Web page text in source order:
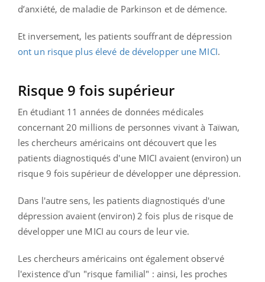
d’anxiété, de maladie de Parkinson et de démence.
Et inversement, les patients souffrant de dépression
ont un risque plus élevé de développer une MICI.
Risque 9 fois supérieur
En étudiant 11 années de données médicales
concernant 20 millions de personnes vivant à Taïwan,
les chercheurs américains ont découvert que les
patients diagnostiqués d'une MICI avaient (environ) un
risque 9 fois supérieur de développer une dépression.
Dans l'autre sens, les patients diagnostiqués d'une
dépression avaient (environ) 2 fois plus de risque de
développer une MICI au cours de leur vie.
Les chercheurs américains ont également observé
l'existence d'un "risque familial" : ainsi, les proches